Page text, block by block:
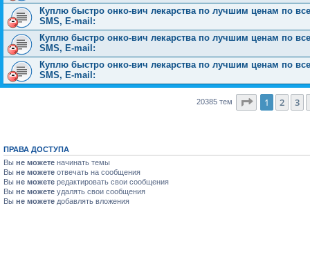
Куплю быстро онко-вич лекарства по лучшим ценам по
SMS, E-mail:
Куплю быстро онко-вич лекарства по лучшим ценам по
SMS, E-mail:
Куплю быстро онко-вич лекарства по лучшим ценам по
SMS, E-mail:
20385 тем Страница
1 2 3
ПРАВА ДОСТУПА
Вы не можете начинать темы
Вы не можете отвечать на сообщения
Вы не можете редактировать свои сообщения
Вы не можете удалять свои сообщения
Вы не можете добавлять вложения